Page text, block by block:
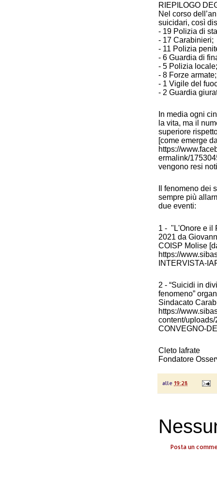
RIEPILOGO
Nel corso
suicidari, così
- 19 Polizia di
- 17 Carabinieri;
- 11 Polizia
- 6 Guardia di
- 5 Polizia locale;
- 8 Forze armate;
- 1 Vigile del
- 2 Guardia
In media ogni
la vita, ma il
superiore
[come emerge
https://
ermalink/
vengono resi
Il fenomeno dei
sempre più
due eventi:
1 - "L'Onore e il
2021 da
COISP Molise
https://
INTERVISTA-
2 - “Suicidi in
fenomeno”
Sindacato
https://
content/
CONVEGNO-
Cleto Iafrate
Fondatore
alle 19:28
Posta un